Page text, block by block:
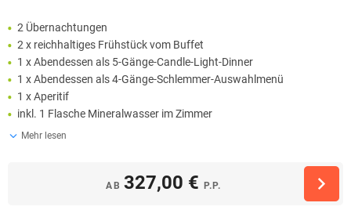
2 Übernachtungen
2 x reichhaltiges Frühstück vom Buffet
1 x Abendessen als 5-Gänge-Candle-Light-Dinner
1 x Abendessen als 4-Gänge-Schlemmer-Auswahlmenü
1 x Aperitif
inkl. 1 Flasche Mineralwasser im Zimmer
Mehr lesen
AB 327,00 € P.P.